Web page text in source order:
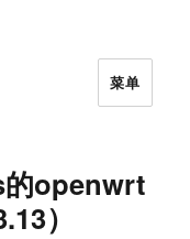
菜单
openwrt
）